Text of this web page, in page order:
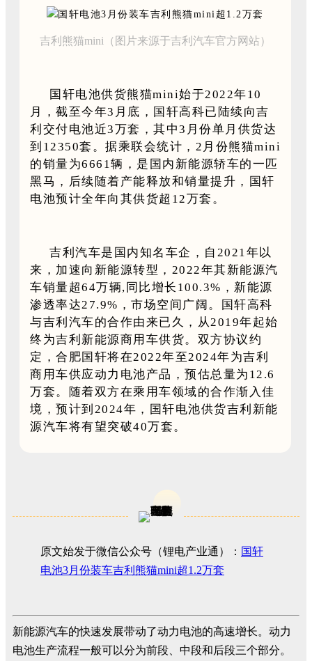
吉利熊猫mini（图片来源于吉利汽车官方网站）
国轩电池供货熊猫mini始于2022年10
月，截至今年3月底，国轩高科已陆续向吉
利交付电池近3万套，其中3月份单月供货达
到12350套。据乘联会统计，2月份熊猫mini
的销量为6661辆，是国内新能源轿车的一匹
黑马，后续随着产能释放和销量提升，国轩
电池预计全年向其供货超12万套。
吉利汽车是国内知名车企，自2021年以
来，加速向新能源转型，2022年其新能源汽
车销量超64万辆,同比增长100.3%，新能源
渗透率达27.9%，市场空间广阔。国轩高科
与吉利汽车的合作由来已久，从2019年起始
终为吉利新能源商用车供货。双方协议约
定，合肥国轩将在2022年至2024年为吉利
商用车供应动力电池产品，预估总量为12.6
万套。随着双方在乘用车领域的合作渐入佳
境，预计到2024年，国轩电池供货吉利新能
源汽车将有望突破40万套。
原文始发于微信公众号（锂电产业通）： 国轩
电池3月份装车吉利熊猫mini超1.2万套
新能源汽车的快速发展带动了动力电池的高速增长。动力
电池生产流程一般可以分为前段、中段和后段三个部分。